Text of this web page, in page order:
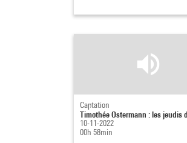
Captation
Timothée Ostermann : les jeudis
10-11-2022
00h 58min